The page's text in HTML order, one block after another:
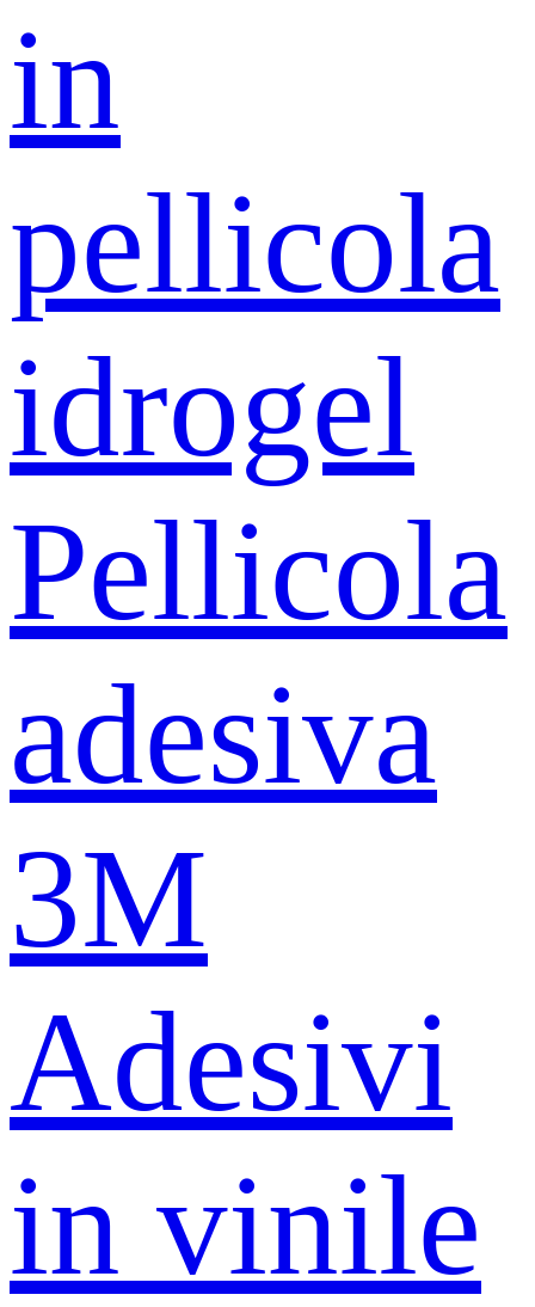
in
pellicola
idrogel
Pellicola
adesiva
3M
Adesivi
in ​​vinile